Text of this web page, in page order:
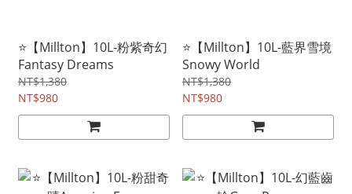
⭐【Millton】10L-粉紫奇幻
Fantasy Dreams
NT$1,380
NT$980
⭐【Millton】10L-藍界雪境
Snowy World
NT$1,380
NT$980